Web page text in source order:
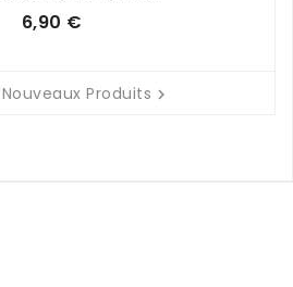
Prix
6,90 €
Produits 